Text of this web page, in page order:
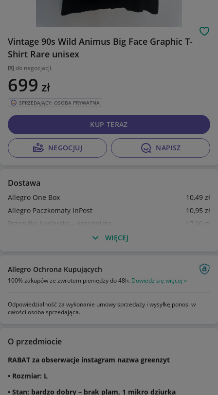
Vintage 90s Wild Animus Big Face Graphic T-
Shirt Rare unisex
do negocjacji
699 zł
SPRZEDAJĄCY: OSOBA PRYWATNA
NEGOCJUJ NAPISZ
KUP TERAZ
Dostawa
Allegro One Box 10,49 zł
Allegro Paczkomaty InPost
10,95 zł
Przesyłka kurierska - przedpłata
17 ,00
zł
WIĘCEJ
Allegro Ochrona Kupujących
100% zakupów ze zwrotem pieniędzy do 48h. Dowiedz się więcej »
Odpowiedzialność za wykonanie umowy sprzedaży i wysyłkę ponosi w
całości osoba sprzedająca.
O przedmiocie
RABAT za obserwacje instagram nazwa greenzyt
• Rozmiar: L
• Stan: bardzo dobry – brak plam, 1 mikro dziurka